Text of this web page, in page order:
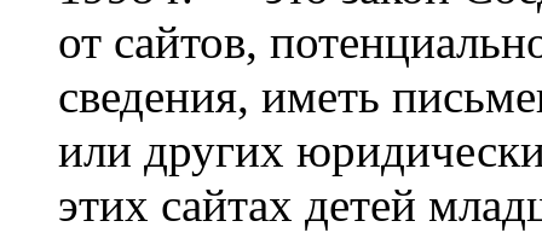
от сайтов,
сведения, иметь
или других
этих сайтах детей